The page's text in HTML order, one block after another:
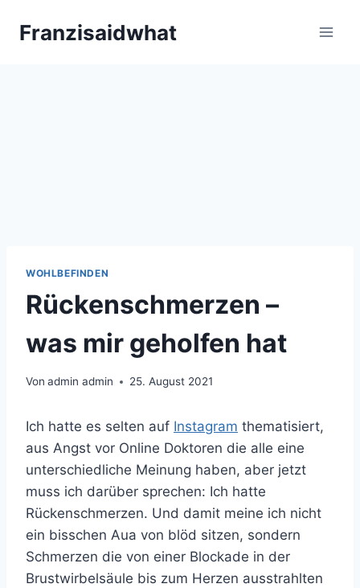
InhaltFranzisaidwhat
WOHLBEFINDEN
Rückenschmerzen –
was mir geholfen hat
Von admin admin 25. August 2021
Ich hatte es selten auf Instagram thematisiert,
aus Angst vor Online Doktoren die alle eine
unterschiedliche Meinung haben, aber jetzt
muss ich darüber sprechen: Ich hatte
Rückenschmerzen. Und damit meine ich nicht
ein bisschen Aua von blöd sitzen, sondern
Schmerzen die von einer Blockade in der
Brustwirbelsäule bis zum Herzen ausstrahlten